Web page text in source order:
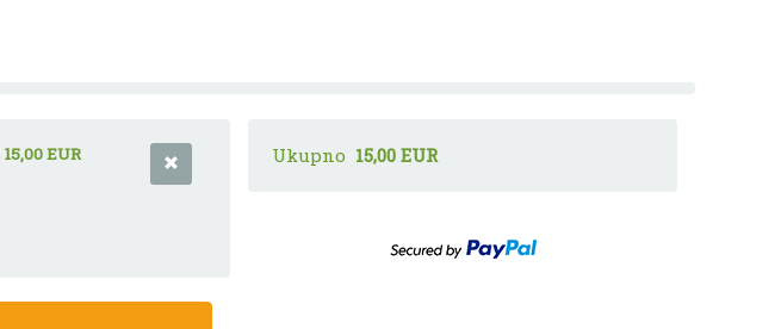
15,00 EUR Ukupno 15,00 EUR